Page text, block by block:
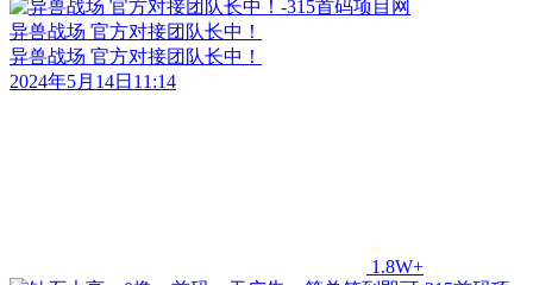
异兽战场 官方对接团队长中！
异兽战场 官方对接团队长中！
2024年5月14日11:14
1.8W+